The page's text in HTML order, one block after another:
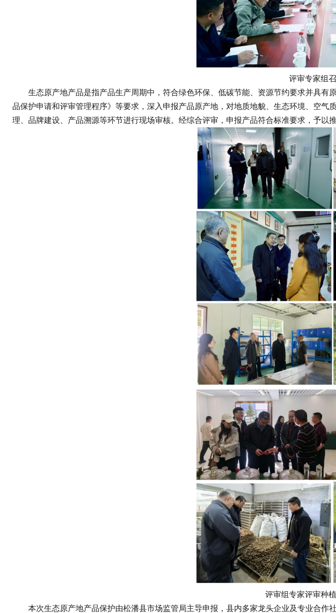
评审专家组
生态原产地产品是指产品生产周期中，符合绿色环保、低碳节能、资源节约要求并具有
品保护申请和评审管理程序》等要求，深入申报产品原产地，对地质地貌、生态环境、空
理、品牌建设、产品溯源等环节进行现场审核。经综合评审，申报产品符合标准要求，予以推
评审组专家评审种
本次生态原产地产品保护由松潘县市场监管局主导申报，县内多家龙头企业及专业合作